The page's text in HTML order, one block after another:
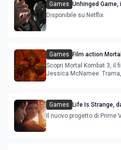
Games Unhinged
uscita
Disponibile su Netflix
Games
Film action
- trama
Scopri Mortal Kombat 3, il
Jessica McNamee.
Games
Life Is Strange,
Il nuovo progetto di Prime